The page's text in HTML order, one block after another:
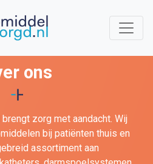
ons
zorg met aandacht. Wij
bij patiënten thuis en
assortiment aan